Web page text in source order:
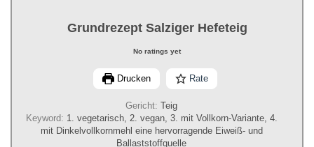
Grundrezept Salziger Hefeteig
No ratings yet
Drucken Rate
Gericht:
Teig
Keyword: 1. vegetarisch, 2. vegan, 3. mit Vollkorn-Variante, 4.
mit Dinkelvollkornmehl eine hervorragende Eiweiß- und
Ballaststoffquelle